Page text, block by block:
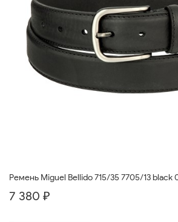
Ремень Miguel Bellido 715/35 7705/13 black
7 380 ₽